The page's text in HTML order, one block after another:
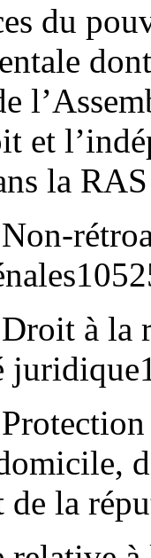
du
et
la
à la
de la